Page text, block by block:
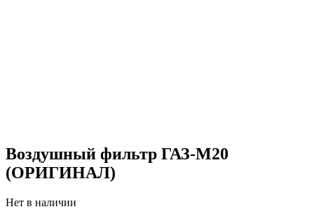
Воздушный фильтр ГАЗ-М20
(ОРИГИНАЛ)
Нет в наличии